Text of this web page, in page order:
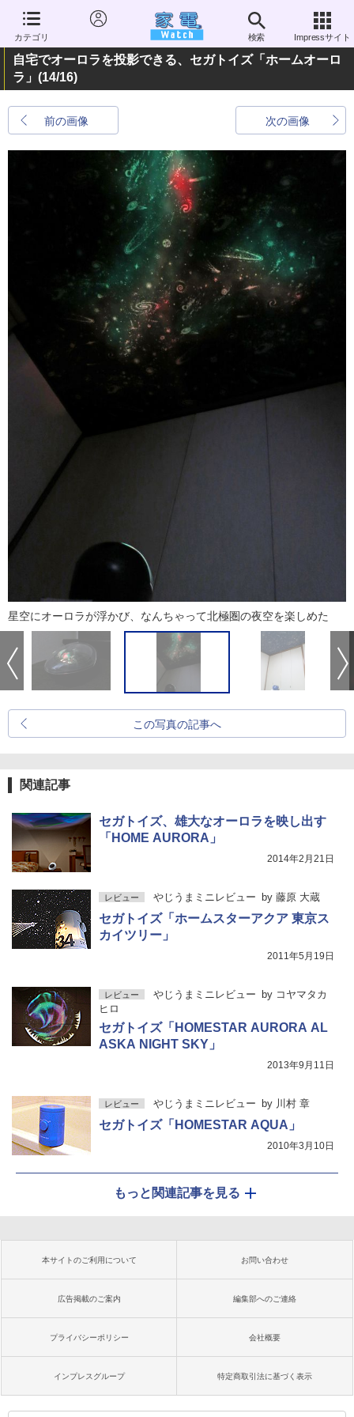
カテゴリ 検索 Impressサイト
自宅でオーロラを投影できる、セガトイズ「ホームオーロ
ラ」 (14/16)
前の画像 次の画像
星空にオーロラが浮かび、なんちゃって北極圏の夜空を楽しめた
この写真の記事へ
関連記事
セガトイズ、雄大なオーロラを映し出す
「HOME AURORA」
2014年2月21日
レビュー やじうまミニレビュー by 藤原 大蔵
セガトイズ「ホームスターアクア 東京ス
カイツリー」
2011年5月19日
レビュー やじうまミニレビュー by コヤマタカ
ヒロ
セガトイズ「HOMESTAR AURORA AL
ASKA NIGHT SKY」
2013年9月11日
レビュー やじうまミニレビュー by 川村 章
セガトイズ「HOMESTAR AQUA」
2010年3月10日
もっと関連記事を見る
本サイトのご利用について お問い合わせ
広告掲載のご案内 編集部へのご連絡
プライバシーポリシー 会社概要
インプレスグループ 特定商取引法に基づく表示